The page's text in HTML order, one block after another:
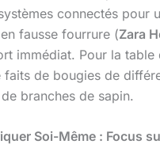
connectés pour
fausse fourrure (Zara
immédiat. Pour la
faits de bougies de
branches de sapin.
Soi-Même : Focus